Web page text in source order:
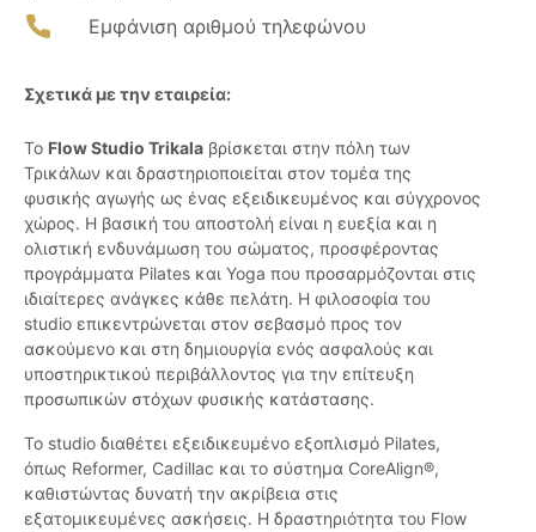
Εμφάνιση αριθμού τηλεφώνου
Σχετικά με την εταιρεία:
Το Flow Studio Trikala βρίσκεται στην πόλη των
Τρικάλων και δραστηριοποιείται στον τομέα της
φυσικής αγωγής ως ένας εξειδικευμένος και σύγχρονος
χώρος. Η βασική του αποστολή είναι η ευεξία και η
ολιστική ενδυνάμωση του σώματος, προσφέροντας
προγράμματα Pilates και Yoga που προσαρμόζονται στις
ιδιαίτερες ανάγκες κάθε πελάτη. Η φιλοσοφία του
studio επικεντρώνεται στον σεβασμό προς τον
ασκούμενο και στη δημιουργία ενός ασφαλούς και
υποστηρικτικού περιβάλλοντος για την επίτευξη
προσωπικών στόχων φυσικής κατάστασης.
Το studio διαθέτει εξειδικευμένο εξοπλισμό Pilates,
όπως Reformer, Cadillac και το σύστημα CoreAlign®,
καθιστώντας δυνατή την ακρίβεια στις
εξατομικευμένες ασκήσεις. Η δραστηριότητα του Flow